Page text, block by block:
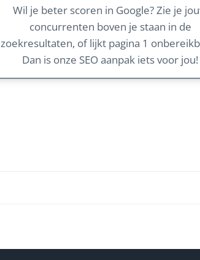
Wil je beter scoren in Google? Zie je
concurrenten boven je staan in de
zoekresultaten, of lijkt pagina 1
Dan is onze SEO aanpak iets voor jou!